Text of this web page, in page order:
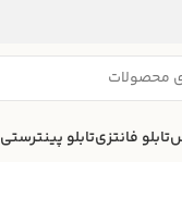
تابلو فانتزیتابلو پینترستی